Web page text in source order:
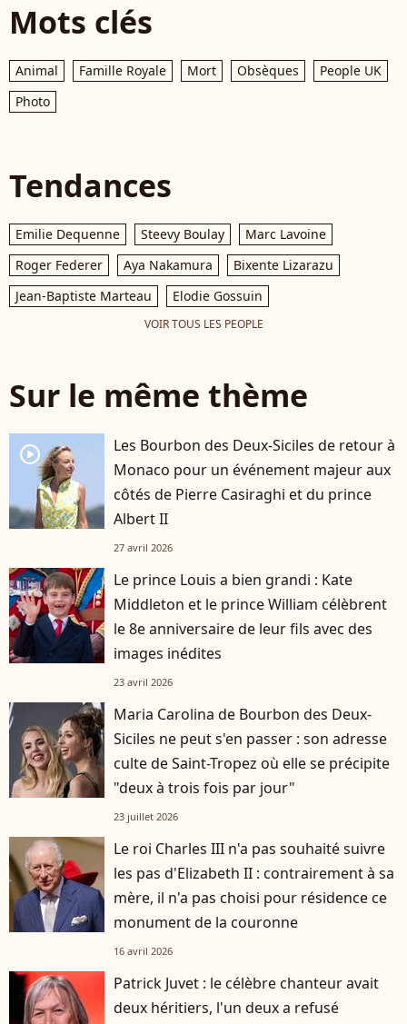
Mots clés
Animal Famille Royale Mort Obsèques
People UK
Photo
Tendances
Emilie Dequenne Steevy Boulay
Marc Lavoine
Roger Federer
Aya Nakamura
Bixente Lizarazu
Jean-Baptiste Marteau
Elodie Gossuin
VOIR TOUS LES PEOPLE
Sur le même thème
player2
Les Bourbon des Deux-Siciles de retour à
Monaco pour un événement majeur aux
côtés de Pierre Casiraghi et du prince
Albert II
27 avril 2026
Le prince Louis a bien grandi : Kate
Middleton et le prince William célèbrent
le 8e anniversaire de leur fils avec des
images inédites
23 avril 2026
Maria Carolina de Bourbon des Deux-
Siciles ne peut s'en passer : son adresse
culte de Saint-Tropez où elle se précipite
"deux à trois fois par jour"
23 juillet 2026
Le roi Charles III n'a pas souhaité suivre
les pas d'Elizabeth II : contrairement à sa
mère, il n'a pas choisi pour résidence ce
monument de la couronne
16 avril 2026
Patrick Juvet : le célèbre chanteur avait
deux héritiers, l'un deux a refusé